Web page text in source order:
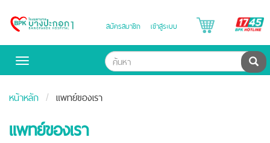
Bangpakok
สมัครสมาชิก เข้าสู่ระบบ
Toggle
ค้น
หน้าหลัก แพทย์ของเรา
แพทย์ของเรา